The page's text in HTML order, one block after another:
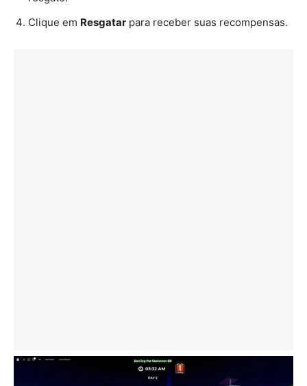
Clique em Resgatar para receber suas recompensas.